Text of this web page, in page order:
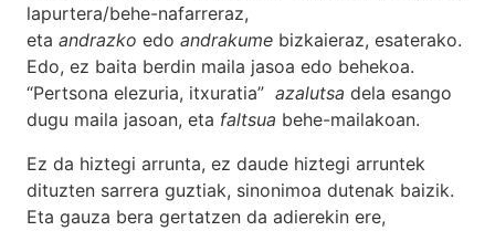
lapurtera/behe-nafarreraz,
eta andrazko edo andrakume bizkaieraz, esaterako.
Edo, ez baita berdin maila jasoa edo behekoa.
“Pertsona elezuria, itxuratia” azalutsa dela esango
dugu maila jasoan, eta faltsua behe-mailakoan.
Ez da hiztegi arrunta, ez daude hiztegi arruntek
dituzten sarrera guztiak, sinonimoa dutenak baizik.
Eta gauza bera gertatzen da adierekin ere,